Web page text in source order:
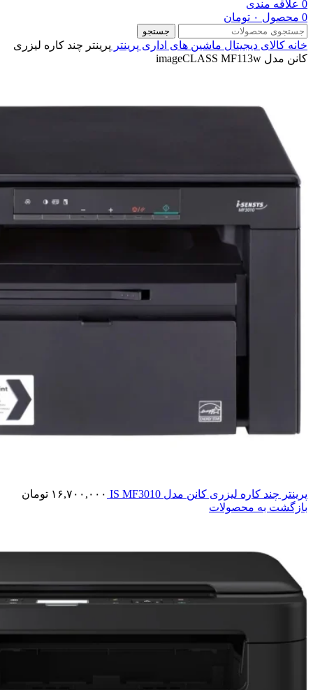
0 علاقه مندی
0 محصول ۰ تومان
جستجو
خانه کالای دیجیتال ماشین های اداری پرینتر پرینتر چند کاره لیزری
کانن مدل imageCLASS MF113w
پرینتر چند کاره لیزری کانن مدل IS MF3010 ۱۶,۷۰۰,۰۰۰ تومان
بازگشت به محصولات